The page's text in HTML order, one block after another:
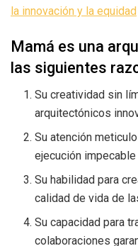
la innovación y la equidad
Mamá es una
las siguientes
Su creatividad sin
arquitectónicos
Su atención
ejecución
Su habilidad para
calidad de vida de
Su capacidad para
colaboraciones